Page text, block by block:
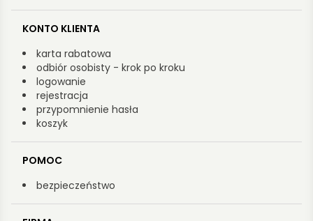
KONTO KLIENTA
karta rabatowa
odbiór osobisty - krok po kroku
logowanie
rejestracja
przypomnienie hasła
koszyk
POMOC
bezpieczeństwo